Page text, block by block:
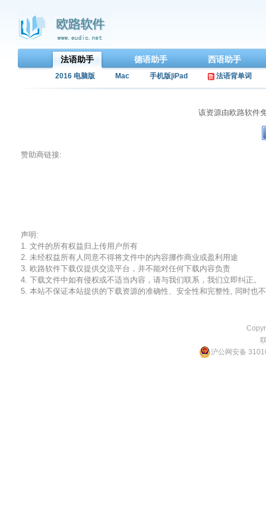
法语助手 德语助手 西语助手
2016 电脑版 Mac 手机版|iPad 法语背单词
该资源由欧路软件
赞助商链接:
声明:
1. 文件的所有权益归上传用户所有
2. 未经权益所有人同意不得将文件中的内容挪作商业或盈利用途
3. 欧路软件下载仅提供交流平台，并不能对任何下载内容负责
4. 下载文件中如有侵权或不适当内容，请与我们联系，我们立即纠正。
5. 本站不保证本站提供的下载资源的准确性、安全性和完整性, 同时也
沪公网安备